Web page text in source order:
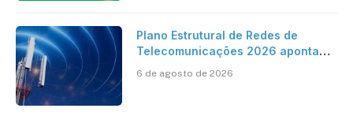
Plano Estrutural de Redes de
Telecomunicações 2026 aponta
avanço da cobertura móvel, mas
mantém desafio
6 de agosto de 2026